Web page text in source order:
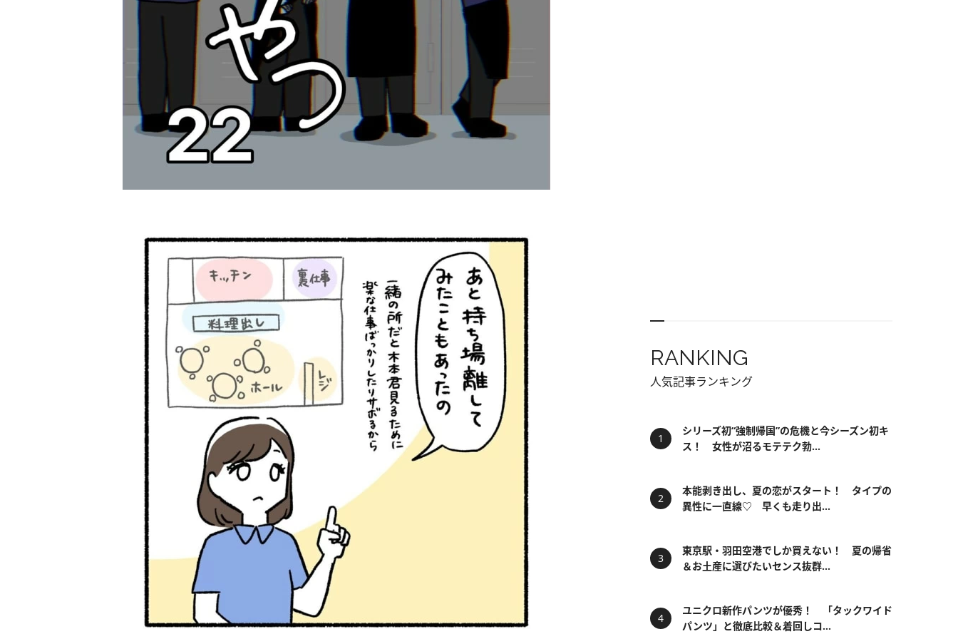
RANKING
人気記事ランキング
シリーズ初“強制帰国”の危機と今シーズン初キ
ス！ 女性が沼るモテテク勃...
本能剥き出し、夏の恋がスタート！ タイプの
異性に一直線♡ 早くも走り出...
東京駅・羽田空港でしか買えない！ 夏の帰省
＆お土産に選びたいセンス抜群...
ユニクロ新作パンツが優秀！ 「タックワイド
パンツ」と徹底比較＆着回しコ...